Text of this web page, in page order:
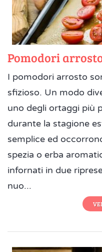
Pomodori
I pomodori arrosto
sfizioso. Un modo
uno degli ortaggi più
durante la stagione
semplice ed
spezia o erba
infornati in due
nuo...